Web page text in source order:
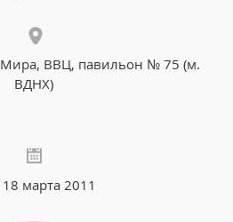
Мира, ВВЦ, павильон № 75 (м.
ВДНХ)
марта 2011